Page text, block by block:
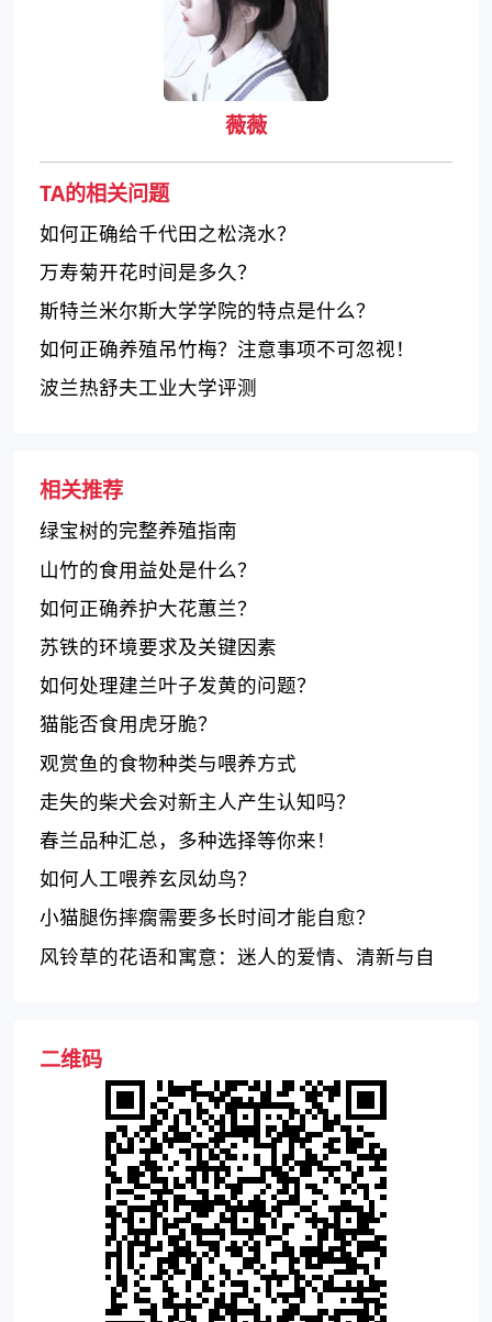
薇薇
TA的相关问题
如何正确给千代田之松浇水？
万寿菊开花时间是多久？
斯特兰米尔斯大学学院的特点是什么？
如何正确养殖吊竹梅？注意事项不可忽视！
波兰热舒夫工业大学评测
相关推荐
绿宝树的完整养殖指南
山竹的食用益处是什么？
如何正确养护大花蕙兰？
苏铁的环境要求及关键因素
如何处理建兰叶子发黄的问题？
猫能否食用虎牙脆？
观赏鱼的食物种类与喂养方式
走失的柴犬会对新主人产生认知吗？
春兰品种汇总，多种选择等你来！
如何人工喂养玄凤幼鸟？
小猫腿伤摔瘸需要多长时间才能自愈？
风铃草的花语和寓意：迷人的爱情、清新与自
二维码